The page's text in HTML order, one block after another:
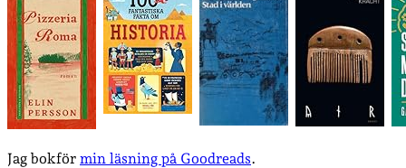
Jag bokför min läsning på Goodreads.